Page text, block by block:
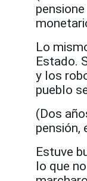
Lo
Estado.
y los
pueblo
(Dos
pensión,
Estuve
lo que